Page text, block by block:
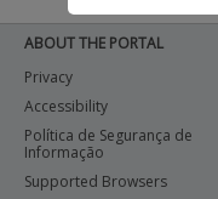
INFORMATIONS
STATISTICS
PAYMENTS
ABOUT THE PORTAL
Privacy
Accessibility
Política de Segurança de
Informação
Supported Browsers